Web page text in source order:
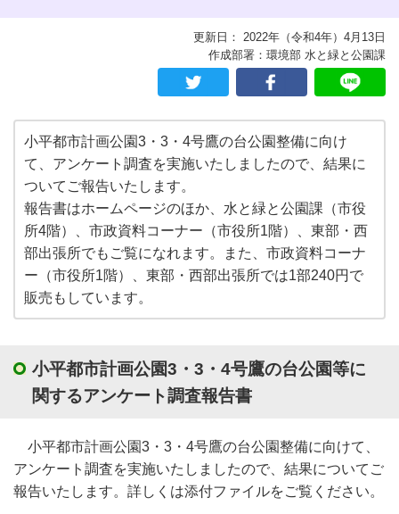
更新日： 2022年（令和4年）4月13日
作成部署：環境部 水と緑と公園課
小平都市計画公園3・3・4号鷹の台公園整備に向け
て、アンケート調査を実施いたしましたので、結果に
ついてご報告いたします。
報告書はホームページのほか、水と緑と公園課（市役
所4階）、市政資料コーナー（市役所1階）、東部・西
部出張所でもご覧になれます。また、市政資料コーナ
ー（市役所1階）、東部・西部出張所では1部240円で
販売もしています。
小平都市計画公園3・3・4号鷹の台公園等に
関するアンケート調査報告書
小平都市計画公園3・3・4号鷹の台公園整備に向けて、
アンケート調査を実施いたしましたので、結果についてご
報告いたします。詳しくは添付ファイルをご覧ください。